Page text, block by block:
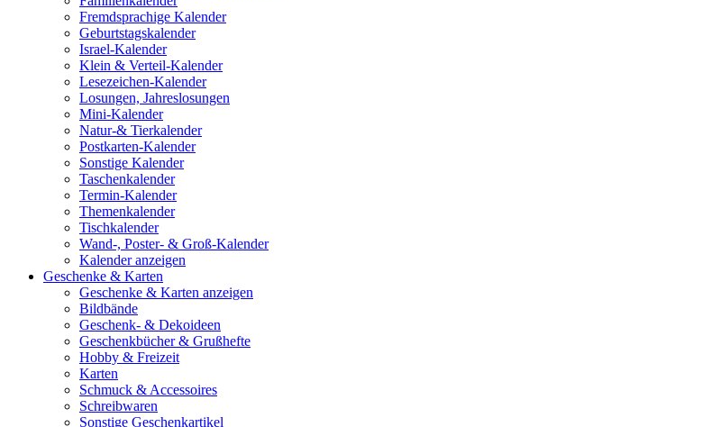
Fremdsprachige Kalender
Geburtstagskalender
Israel-Kalender
Klein & Verteil-Kalender
Lesezeichen-Kalender
Losungen, Jahreslosungen
Mini-Kalender
Natur-& Tierkalender
Postkarten-Kalender
Sonstige Kalender
Taschenkalender
Termin-Kalender
Themenkalender
Tischkalender
Wand-, Poster- & Groß-Kalender
Kalender anzeigen
Geschenke & Karten
Geschenke & Karten anzeigen
Bildbände
Geschenk- & Dekoideen
Geschenkbücher & Grußhefte
Hobby & Freizeit
Karten
Schmuck & Accessoires
Schreibwaren
Sonstige Geschenkartikel